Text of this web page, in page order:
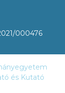
000476
és Kutató